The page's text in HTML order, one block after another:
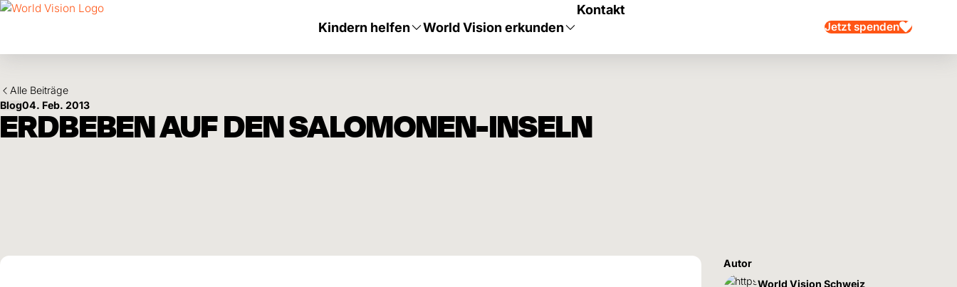
Skip to main content
Kindern helfen World Vision erkunden
Kontakt
Jetzt spenden
Alle Beiträge
Blog04. Feb. 2013
ERDBEBEN AUF DEN SALOMONEN-INSELN
Autor
World Vision Schweiz